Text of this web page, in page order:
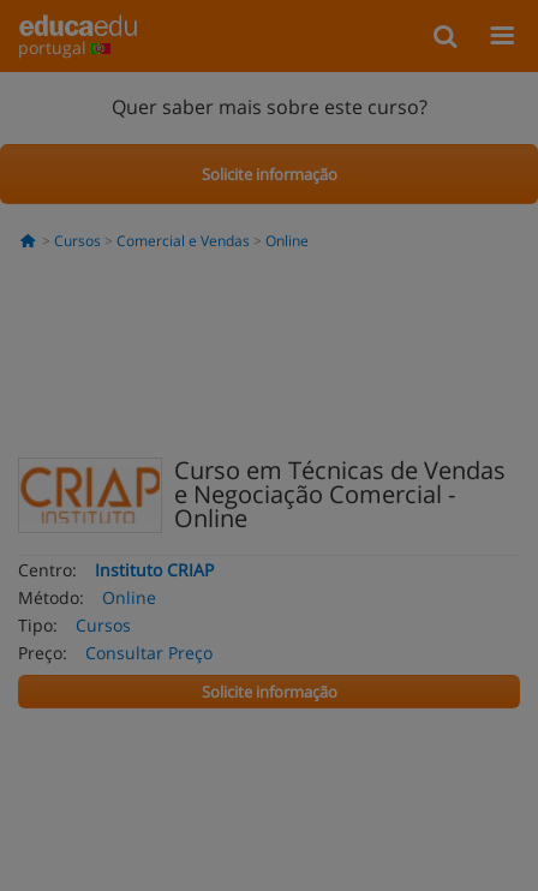
portugal
Quer saber mais sobre este curso?
Solicite informação
Cursos Comercial e Vendas Online
Curso em Técnicas de Vendas
e Negociação Comercial -
Online
Centro:
Instituto CRIAP
Método:
Online
Tipo:
Cursos
Preço:
Consultar Preço
Solicite informação